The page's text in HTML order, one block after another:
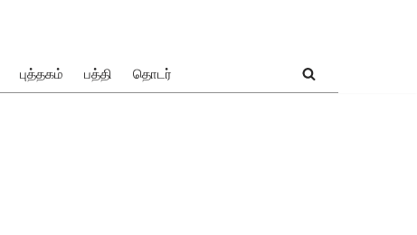
புத்தகம் பத்தி தொடர்